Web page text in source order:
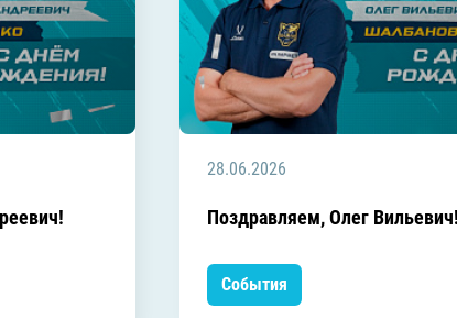
28.06.2026
Поздравляем, Олег Вильевич!
События